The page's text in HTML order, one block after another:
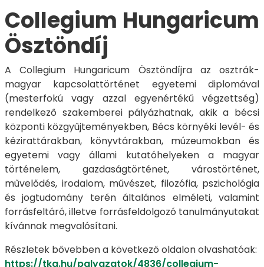
Collegium Hungaricum
Ösztöndíj
A Collegium Hungaricum Ösztöndíjra az osztrák-
magyar kapcsolattörténet egyetemi diplomával
(mesterfokú vagy azzal egyenértékű végzettség)
rendelkező szakemberei pályázhatnak, akik a bécsi
központi közgyűjteményekben, Bécs környéki levél- és
kézirattárakban, könyvtárakban, múzeumokban és
egyetemi vagy állami kutatóhelyeken a magyar
történelem, gazdaságtörténet, várostörténet,
művelődés, irodalom, művészet, filozófia, pszichológia
és jogtudomány terén általános elméleti, valamint
forrásfeltáró, illetve forrásfeldolgozó tanulmányutakat
kívánnak megvalósítani.
Részletek bővebben a következő oldalon olvashatóak:
https://tka.hu/palyazatok/4836/collegium-